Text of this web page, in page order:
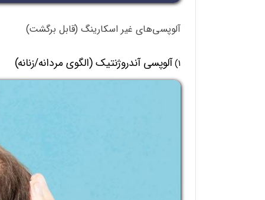
آلوپسی‌های غیر اسکارینگ (قابل برگشت)
1) آلوپسی آندروژنتیک (الگوی مردانه/زنانه)